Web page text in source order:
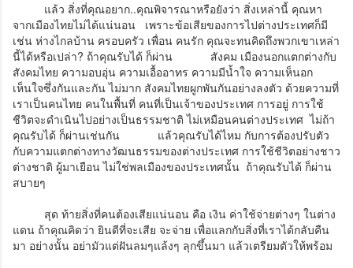
แล้ว สิ่งที่คุณอยาก..คุณพิจารณาหรือยังว่า สิ่งเหล่านี้ คุณหา
จากเมืองไทยไม่ได้แน่นอน เพราะข้อเสียของการไปต่างประเทศก็มี
เช่น ห่างไกลบ้าน ครอบครัว เพื่อน คนรัก คุณจะทนคิดถึงพวกเขาเหล่า
นี้ได้หรือเปล่า? ถ้าคุณรับได้ ก็ผ่าน
สังคม เมืองนอกแตกต่างกับ
สังคมไทย ความอบอุ่น ความเอื้ออาทร ความมีน้ำใจ ความเห็นอก
เห็นใจซึ่งกันและกัน ไม่มาก สังคมไทยผูกพันกันอย่างลงตัว ด้วยความที่
เราเป็นคนไทย คนในพื้นที่ คนที่เป็นเจ้าของประเทศ การอยู่ การใช้
ชีวิตจะดำเนินไปอย่างเป็นธรรมชาติ ไม่เหมือนคนต่างประเทศ ไม่ถ้า
คุณรับได้ ก็ผ่านเช่นกัน
แล้วคุณรับได้ไหม กับการต้องปรับตัว
กับความแตกต่างทางวัฒนธรรมของต่างประเทศ การใช้ชีวิตอย่างชาว
ต่างชาติ ผู้มาเยือน ไม่ใช่พลเมืองของประเทศนั้น ถ้าคุณรับได้ ก็ผ่าน
สบายๆ
สุด ท้ายสิ่งที่คนต้องเสียแน่นอน คือ เงิน ค่าใช้จ่ายต่างๆ ในต่าง
แดน ถ้าคุณคิดว่า ยินดีที่จะเสีย จะจ่าย เพื่อแลกกับสิ่งที่เราได้กลับคืน
มา อย่างนั้น อย่ามัวแต่ฝันลมๆแล้งๆ ลุกขึ้นมา แล้วเตรียมตัวให้พร้อม